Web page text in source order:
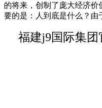
的将来，创制了庞大经济
要的是：人到底是什么？由
福建j9国际集团